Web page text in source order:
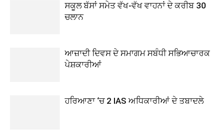
ਸਕੂਲ ਬੱਸਾਂ ਸਮੇਤ ਵੱਖ-ਵੱਖ ਵਾਹਨਾਂ ਦੇ ਕਰੀਬ 30
ਚਲਾਨ
ਆਜ਼ਾਦੀ ਦਿਵਸ ਦੇ ਸਮਾਗਮ ਸਬੰਧੀ ਸਭਿਆਚਾਰਕ
ਪੇਸ਼ਕਾਰੀਆਂ
ਹਰਿਆਣਾ ‘ਚ 2 IAS ਅਧਿਕਾਰੀਆਂ ਦੇ ਤਬਾਦਲੇ